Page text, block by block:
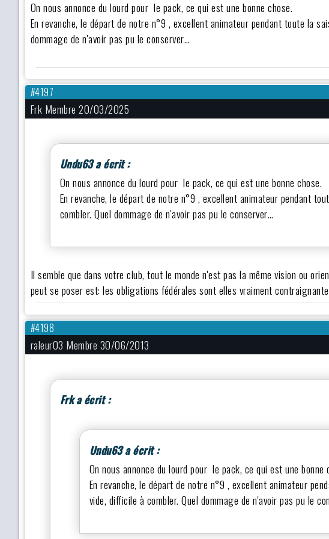
On nous annonce du lourd pour le pack, ce qui est une bonne chose.
En revanche, le départ de notre n°9 , excellent animateur pendant toute la
dommage de n'avoir pas pu le conserver…
#4197
Frk Membre 20/03/2025
Undu63 a écrit :
On nous annonce du lourd pour le pack, ce qui est une bonne chose.
En revanche, le départ de notre n°9 , excellent animateur pendant
combler. Quel dommage de n'avoir pas pu le conserver…
Il semble que dans votre club, tout le monde n'est pas la même vision ou
peut se poser est: les obligations fédérales sont elles vraiment
#4198
raleur03 Membre 30/06/2013
Frk a écrit :
Undu63 a écrit :
On nous annonce du lourd pour le pack, ce qui est une bonne
En revanche, le départ de notre n°9 , excellent animateur
vide, difficile à combler. Quel dommage de n'avoir pas pu le